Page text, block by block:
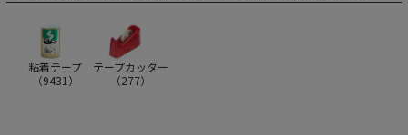
粘着テープ
（9431）
テープカッター
（277）